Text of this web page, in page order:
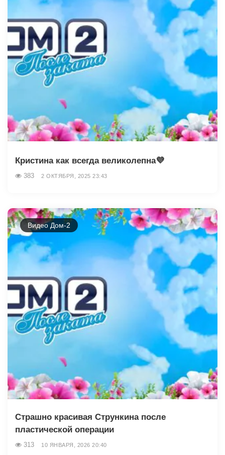
Кристина как всегда великолепна💜
383 2 ОКТЯБРЯ, 2025 23:43
Видео Дом-2
Страшно красивая Стрункина после
пластической операции
313 10 ЯНВАРЯ, 2026 20:40